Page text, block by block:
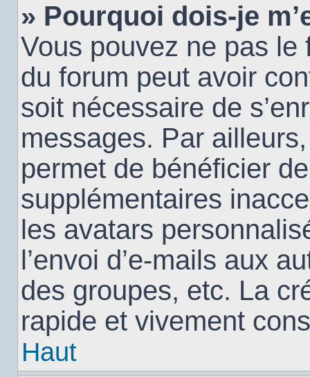
» Pourquoi dois-je
Vous pouvez ne pas le
du forum peut avoir
soit nécessaire de
messages. Par
permet de bénéficier
supplémentaires
les avatars
l’envoi d’e-mails aux
des groupes, etc. La
rapide et vivement
Haut